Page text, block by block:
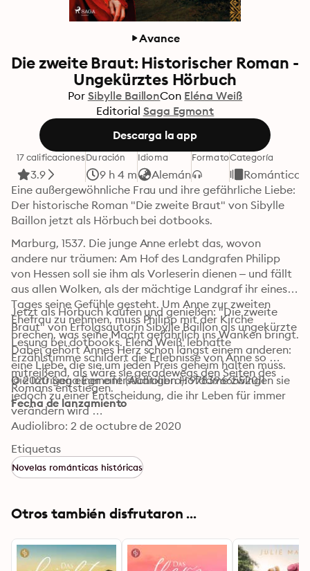
Avance
Die zweite Braut: Historischer Roman -
Ungekürztes Hörbuch
Por Sibylle BaillonCon Eléna Weiß
Editorial Saga Egmont
Descarga la app
17 calificaciones
3.9
Duración
9 h 4 m
Idioma
Alemán
FormatoCategoría
Romántica
Eine außergewöhnliche Frau und ihre gefährliche Liebe:
Der historische Roman "Die zweite Braut" von Sibylle
Baillon jetzt als Hörbuch bei dotbooks.
Marburg, 1537. Die junge Anne erlebt das, wovon
andere nur träumen: Am Hof des Landgrafen Philipp
von Hessen soll sie ihm als Vorleserin dienen – und fällt
aus allen Wolken, als der mächtige Landgraf ihr eines
Tages seine Gefühle gesteht. Um Anne zur zweiten
Ehefrau zu nehmen, muss Philipp mit der Kirche
brechen, was seine Macht gefährlich ins Wanken bringt.
Dabei gehört Annes Herz schon längst einem anderen:
eine Liebe, die sie um jeden Preis geheim halten muss.
Die Intrigen einer eifersüchtigen Hofdame zwingen sie
jedoch zu einer Entscheidung, die ihr Leben für immer
verändern wird …
Jetzt als Hörbuch kaufen und genießen: "Die zweite
Braut" von Erfolgsautorin Sibylle Baillon als ungekürzte
Lesung bei dotbooks. Eléna Weiß' lebhafte
Erzählstimme schildert die Erlebnisse von Anne so
mitreißend, als wäre sie geradewegs den Seiten des
Romans entstiegen.
© 2020 Saga Egmont (Audiolibro): 9783966552011
Fecha de lanzamiento
Audiolibro: 2 de octubre de 2020
Etiquetas
Novelas románticas históricas
Otros también disfrutaron ...